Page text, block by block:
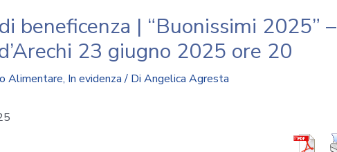
beneficenza | “Buonissimi 2025” –
23 giugno 2025 ore 20
Alimentare, In evidenza/ Di Angelica Agresta